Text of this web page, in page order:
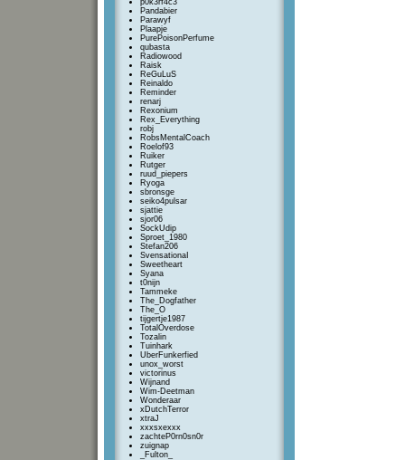
p0k3rf4c3
Pandabier
Parawyf
Plaapje
PurePoisonPerfume
qubasta
Radiowood
Raisk
ReGuLuS
Reinaldo
Reminder
renarj
Rexonium
Rex_Everything
robj
RobsMentalCoach
Roelof93
Ruiker
Rutger
ruud_piepers
Ryoga
sbronsge
seiko4pulsar
sjattie
sjor06
SockUdip
Sproet_1980
Stefan206
SvensationaI
Sweetheart
Syana
t0nijn
Tammeke
The_Dogfather
The_O
tijgertje1987
TotalOverdose
Tozalin
Tuinhark
UberFunkerfied
unox_worst
victorinus
Wijnand
Wim-Deetman
Wonderaar
xDutchTerror
xtraJ
xxxsxexxx
zachteP0rn0sn0r
zuignap
_Fulton_